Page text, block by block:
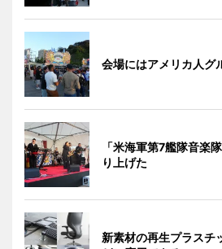
会場にはアメリカ人グ
「米海軍第7艦隊音楽
り上げた
新素材の再生プラスチ